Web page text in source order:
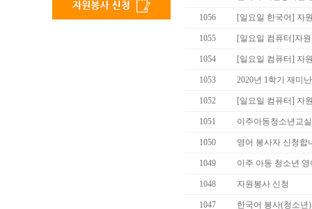
1056 [일요일 한국어] 자
1055 [일요일 컴퓨터]자
1054 [일요일 컴퓨터] 자
1053 2020년 1학기 재미
1052 [일요일 컴퓨터] 자
1051 이주아동청소년교
1050 영어 봉사자 신청합
1049 이주 아동 청소년
1048 자원봉사 신청
1047 한국어 봉사(청소년)